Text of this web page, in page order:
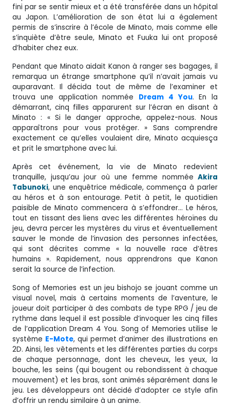
fini par se sentir mieux et a été transférée dans un hôpital
au Japon. L’amélioration de son état lui a également
permis de s’inscrire à l’école de Minato, mais comme elle
s’inquiète d’être seule, Minato et Fuuka lui ont proposé
d’habiter chez eux.
Pendant que Minato aidait Kanon à ranger ses bagages, il
remarqua un étrange smartphone qu’il n’avait jamais vu
auparavant. Il décida tout de même de l’examiner et
trouva une application nommée Dream 4 You. En la
démarrant, cinq filles apparurent sur l’écran en disant à
Minato : « Si le danger approche, appelez-nous. Nous
apparaîtrons pour vous protéger. » Sans comprendre
exactement ce qu’elles voulaient dire, Minato acquiesça
et prit le smartphone avec lui.
Après cet événement, la vie de Minato redevient
tranquille, jusqu’au jour où une femme nommée Akira
Tabunoki, une enquêtrice médicale, commença à parler
au héros et à son entourage. Petit à petit, le quotidien
paisible de Minato commencera à s’effondrer… Le héros,
tout en tissant des liens avec les différentes héroïnes du
jeu, devra percer les mystères du virus et éventuellement
sauver le monde de l’invasion des personnes infectées,
qui sont décrites comme « la nouvelle race d’êtres
humains ». Rapidement, nous apprendrons que Kanon
serait la source de l’infection.
Song of Memories est un jeu bishojo se jouant comme un
visual novel, mais à certains moments de l’aventure, le
joueur doit participer à des combats de type RPG / jeu de
rythme dans lequel il est possible d’invoquer les cinq filles
de l’application Dream 4 You. Song of Memories utilise le
système E-Mote, qui permet d’animer des illustrations en
2D. Ainsi, les vêtements et les différentes parties du corps
de chaque personnage, dont les cheveux, les yeux, la
bouche, les seins (qui bougent ou rebondissent à chaque
mouvement) et les bras, sont animés séparément dans le
jeu. Les développeurs ont décidé d’adopter ce style afin
d’offrir un rendu similaire à un anime.